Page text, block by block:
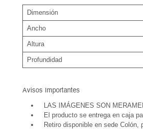
Dimensión
Ancho
Altura
Profundidad
Avisos Importantes
LAS IMÁGENES SON
El producto se entrega en caja
Retiro disponible en sede Colón,